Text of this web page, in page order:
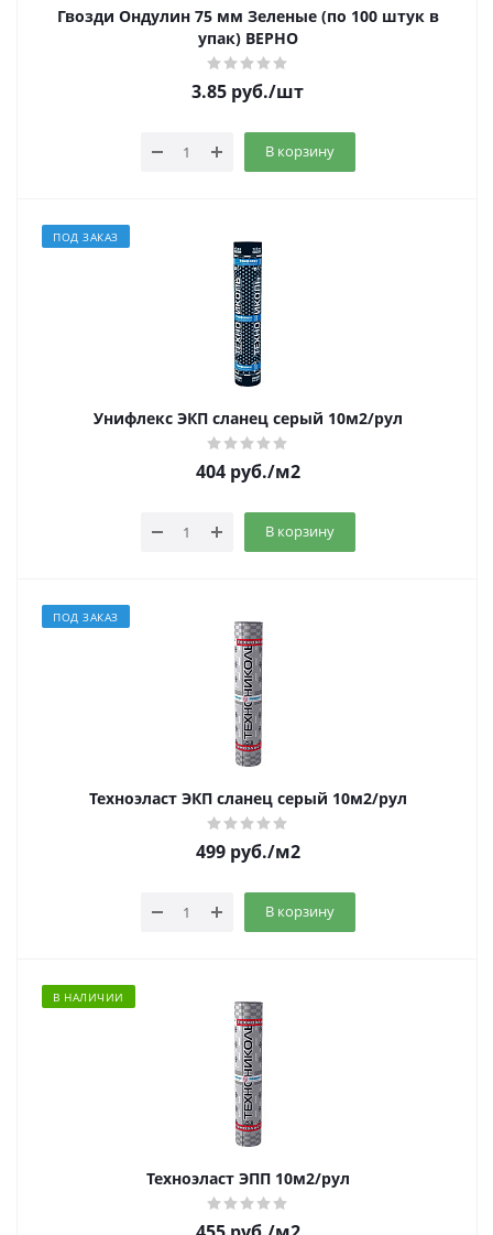
Гвозди Ондулин 75 мм Зеленые (по 100 штук в
упак) ВЕРНО
3.85 руб./шт
В корзину
ПОД ЗАКАЗ
Унифлекс ЭКП сланец серый 10м2/рул
404руб./м2
В корзину
ПОД ЗАКАЗ
Техноэласт ЭКП сланец серый 10м2/рул
499руб./м2
В корзину
В НАЛИЧИИ
Техноэласт ЭПП 10м2/рул